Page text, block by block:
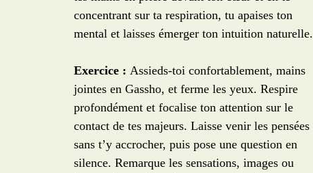
concentrant sur ta respiration, tu apaises ton
mental et laisses émerger ton intuition naturelle.
Exercice : Assieds-toi confortablement, mains
jointes en Gassho, et ferme les yeux. Respire
profondément et focalise ton attention sur le
contact de tes majeurs. Laisse venir les pensées
sans t’y accrocher, puis pose une question en
silence. Remarque les sensations, images ou